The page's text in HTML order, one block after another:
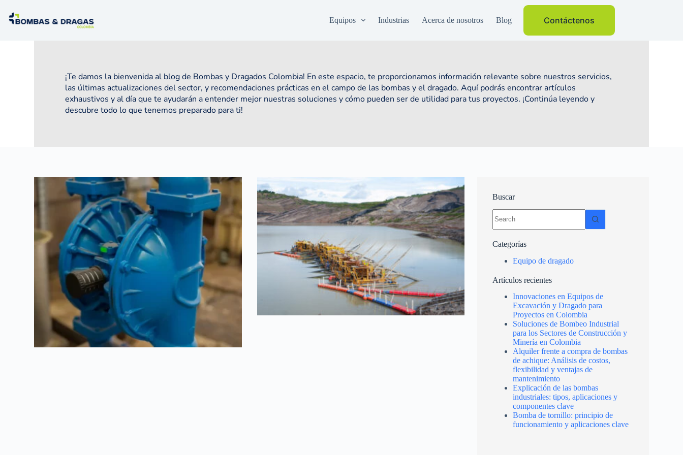
Equipos Industrias Acerca de nosotros Blog Contáctenos
¡Te damos la bienvenida al blog de Bombas y Dragados Colombia! En este espacio, te proporcionamos información relevante sobre nuestros servicios,
las últimas actualizaciones del sector, y recomendaciones prácticas en el campo de las bombas y el dragado. Aquí podrás encontrar artículos
exhaustivos y al día que te ayudarán a entender mejor nuestras soluciones y cómo pueden ser de utilidad para tus proyectos. ¡Continúa leyendo y
descubre todo lo que tenemos preparado para ti!
Buscar
Categorías
Equipo de dragado
Artículos recientes
Innovaciones en Equipos de
Excavación y Dragado para
Proyectos en Colombia
Soluciones de Bombeo Industrial
para los Sectores de Construcción y
Minería en Colombia
Alquiler frente a compra de bombas
de achique: Análisis de costos,
flexibilidad y ventajas de
mantenimiento
Explicación de las bombas
industriales: tipos, aplicaciones y
componentes clave
Bomba de tornillo: principio de
funcionamiento y aplicaciones clave